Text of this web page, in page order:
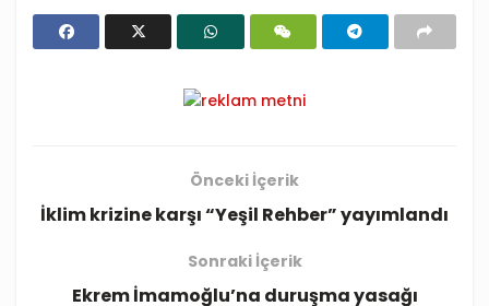
Önceki İçerik
İklim krizine karşı “Yeşil Rehber” yayımlandı
Sonraki İçerik
Ekrem İmamoğlu’na duruşma yasağı